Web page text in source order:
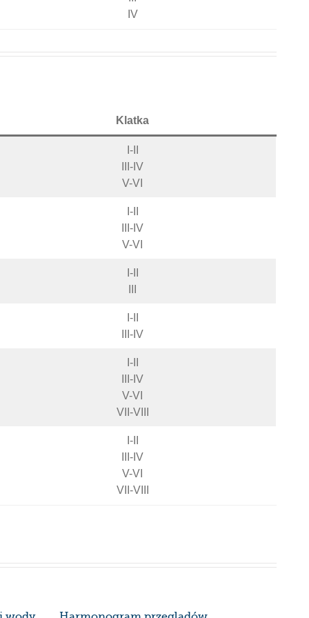
IV
Klatka
I-II
III-IV
V-VI
I-II
III-IV
V-VI
I-II
I-II
III-IV
I-II
III-IV
V-VI
VII-VIII
I-II
III-IV
V-VI
VII-VIII